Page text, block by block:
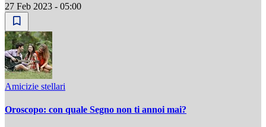
27 Feb 2023 - 05:00
Amicizie stellari
Oroscopo: con quale Segno non ti annoi mai?